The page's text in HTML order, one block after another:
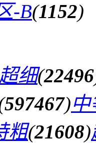
-B(1152)
超细(22496
597467)
粗(21608)